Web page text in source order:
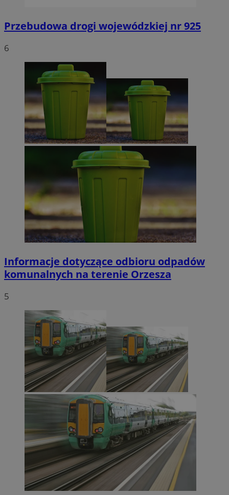
Przebudowa drogi wojewódzkiej nr 925
6
Informacje dotyczące odbioru odpadów
komunalnych na terenie Orzesza
5